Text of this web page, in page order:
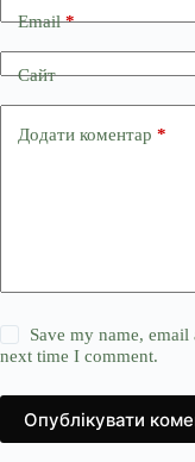
Email*
Сайт
Додати коментар *
Save my name,
next time I comment.
Опублікувати